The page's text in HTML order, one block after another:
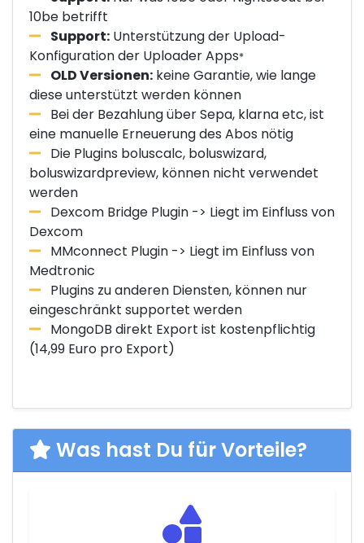
10be betrifft
Support: Unterstützung der Upload-
Konfiguration der Uploader Apps*
OLD Versionen: keine Garantie, wie lange
diese unterstützt werden können
Bei der Bezahlung über Sepa, klarna etc, ist
eine manuelle Erneuerung des Abos nötig
Die Plugins boluscalc, boluswizard,
boluswizardpreview, können nicht verwendet
werden
Dexcom Bridge Plugin -> Liegt im Einfluss von
Dexcom
MMconnect Plugin -> Liegt im Einfluss von
Medtronic
Plugins zu anderen Diensten, können nur
eingeschränkt supportet werden
MongoDB direkt Export ist kostenpflichtig
(14,99 Euro pro Export)
Was hast Du für Vorteile?